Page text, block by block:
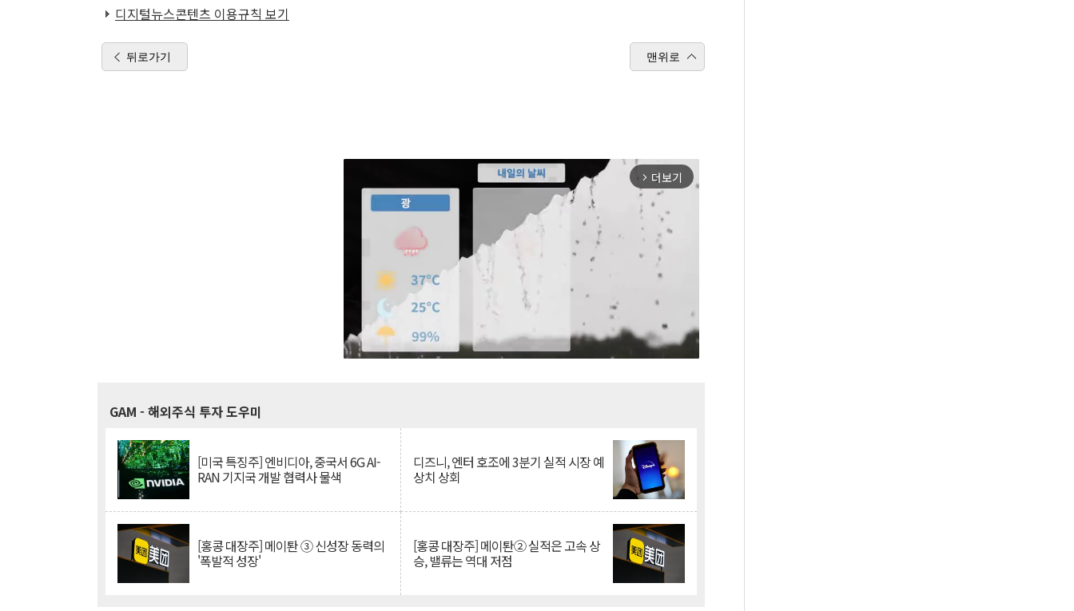
디지털뉴스콘텐츠 이용규칙 보기
뒤로가기 맨위로
arrow_forward_ios 더보기
GAM - 해외주식 투자 도우미
[미국 특징주] 엔비디아, 중국서 6G AI-
RAN 기지국 개발 협력사 물색
디즈니, 엔터 호조에 3분기 실적 시장 예
상치 상회
[홍콩 대장주] 메이퇀 ③ 신성장 동력의
'폭발적 성장'
[홍콩 대장주] 메이퇀② 실적은 고속 상
승, 밸류는 역대 저점